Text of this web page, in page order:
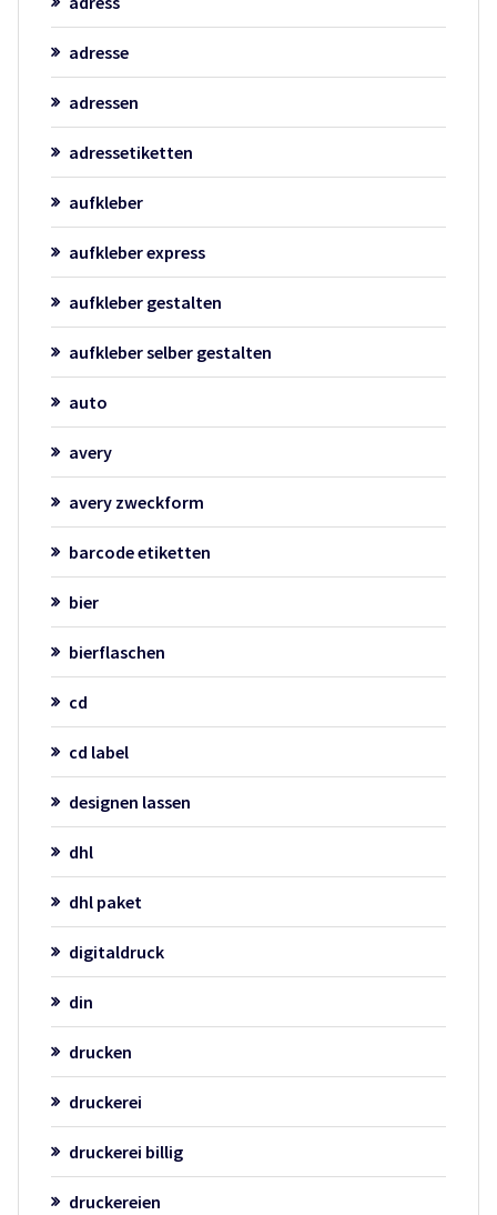
adresse
adressen
adressetiketten
aufkleber
aufkleber express
aufkleber gestalten
aufkleber selber gestalten
auto
avery
avery zweckform
barcode etiketten
bier
bierflaschen
cd
cd label
designen lassen
dhl
dhl paket
digitaldruck
din
drucken
druckerei
druckerei billig
druckereien